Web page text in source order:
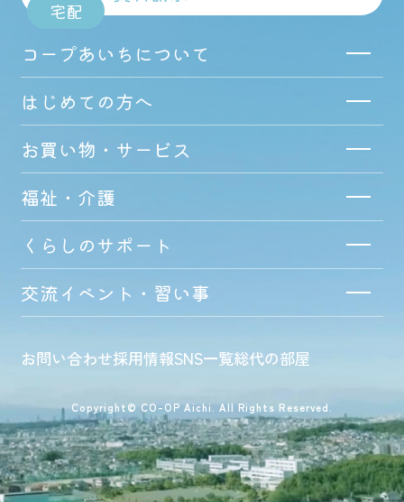
宅配
コープあいちについて
はじめての方へ
お買い物・サービス
福祉・介護
くらしのサポート
交流イベント・習い事
お問い合わせ採用情報SNS一覧総代の部屋
Copyright© CO-OP Aichi. All Rights Reserved.